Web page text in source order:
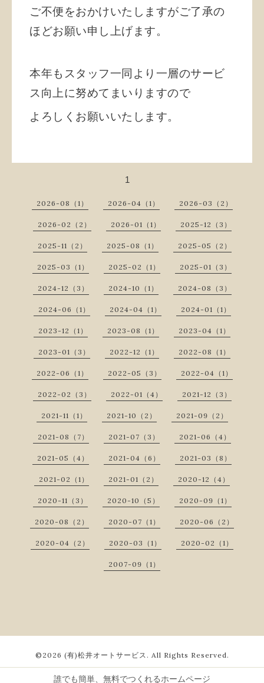
ご不便をおかけいたしますがご了承の
ほどお願い申し上げます。
本年もスタッフ一同より一層のサービ
ス向上に努めてまいりますので
よろしくお願いいたします。
1
2026-08（1） 2026-04（1） 2026-03（2）
2026-02（2） 2026-01（1） 2025-12（3）
2025-11（2） 2025-08（1） 2025-05（2）
2025-03（1） 2025-02（1） 2025-01（3）
2024-12（3） 2024-10（1） 2024-08（3）
2024-06（1） 2024-04（1） 2024-01（1）
2023-12（1） 2023-08（1） 2023-04（1）
2023-01（3） 2022-12（1） 2022-08（1）
2022-06（1） 2022-05（3） 2022-04（1）
2022-02（3） 2022-01（4） 2021-12（3）
2021-11（1） 2021-10（2） 2021-09（2）
2021-08（7） 2021-07（3） 2021-06（4）
2021-05（4） 2021-04（6） 2021-03（8）
2021-02（1） 2021-01（2） 2020-12（4）
2020-11（3） 2020-10（5） 2020-09（1）
2020-08（2） 2020-07（1） 2020-06（2）
2020-04（2） 2020-03（1） 2020-02（1）
2007-09（1）
©2026 (有)松井オートサービス . All Rights Reserved.
誰でも簡単、無料でつくれるホームページ